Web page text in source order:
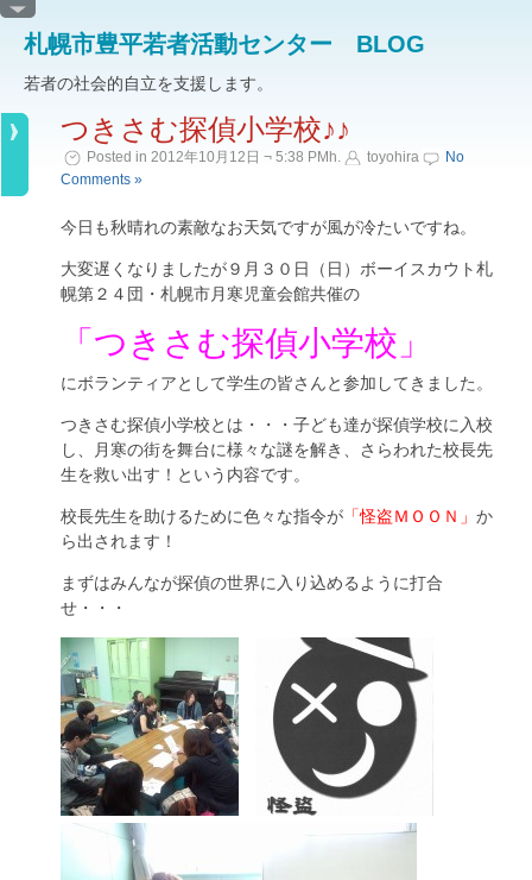
札幌市豊平若者活動センター BLOG
若者の社会的自立を支援します。
つきさむ探偵小学校♪♪
Posted in 2012年10月12日 ¬ 5:38 PMh. toyohira
No
Comments »
今日も秋晴れの素敵なお天気ですが風が冷たいですね。
大変遅くなりましたが９月３０日（日）ボーイスカウト札
幌第２４団・札幌市月寒児童会館共催の
「つきさむ探偵小学校」
にボランティアとして学生の皆さんと参加してきました。
つきさむ探偵小学校とは・・・子ども達が探偵学校に入校
し、月寒の街を舞台に様々な謎を解き、さらわれた校長先
生を救い出す！という内容です。
校長先生を助けるために色々な指令が 「怪盗ＭＯＯＮ」 か
ら出されます！
まずはみんなが探偵の世界に入り込めるように打合
せ・・・